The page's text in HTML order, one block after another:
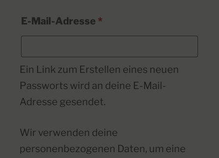
E-Mail-Adresse *
Ein Link zum Erstellen eines neuen
Passworts wird an deine E-Mail-
Adresse gesendet.
Wir verwenden deine
personenbezogenen Daten, um eine